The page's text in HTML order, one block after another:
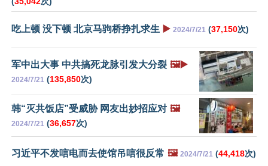
吃上顿 没下顿 北京马驹桥挣扎求生 ▶️ 2024/7/21 (37,150次)
军中出大事 中共搞死龙脉引发大分裂 🖼️▶️
2024/7/21 (135,850次)
韩“灭共饭店”受威胁 网友出妙招应对 🖼️
2024/7/21 (36,657次)
习近平不发唁电而去使馆吊唁很反常 🖼️ 2024/7/21 (44,418次)